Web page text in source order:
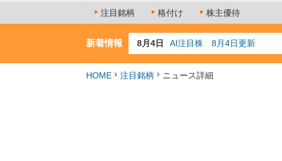
注目銘柄 格付け 株主優待
新着情報 8月4日
AI注目株 8月4日更新
8月3日
人気業種注目株 8月3日更新
7月29日
日経225シグナル点灯
HOME 注目銘柄 ニュース詳細